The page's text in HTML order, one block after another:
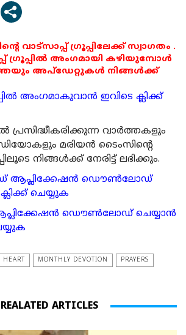
വാട്സാപ്പ് ഗ്രൂപ്പിലേക്ക് സ്വാഗതം .
ഗ്രൂപ്പിൽ അംഗമായി കഴിയുമ്പോൾ
അപ്ഡേറ്റുകൾ നിങ്ങൾക്ക്
അംഗമാകുവാൻ ഇവിടെ ക്ലിക്ക്
പ്രസിദ്ധീകരിക്കുന്ന വാര്‍ത്തകളും
മരിയന്‍ ടൈംസിന്റെ
നിങ്ങള്‍ക്ക് നേരിട്ട് ലഭിക്കും.
ആപ്ലിക്കേഷന്‍ ഡൌണ്‍ലോഡ്
ചെയ്യുക
ഡൌണ്‍ലോഡ് ചെയ്യാന്‍
HEART MONTHLY DEVOTION PRAYERS
REALATED ARTICLES